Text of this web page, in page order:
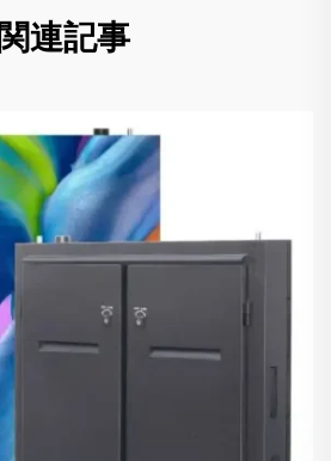
関連記事